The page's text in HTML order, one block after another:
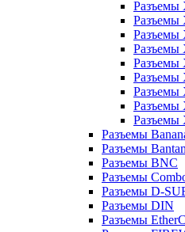
Разъемы
Разъемы
Разъемы
Разъемы
Разъемы
Разъемы
Разъемы
Разъемы
Разъемы
Разъемы
Разъемы
Разъемы BNC
Разъемы
Разъемы D-
Разъемы DIN
Разъемы